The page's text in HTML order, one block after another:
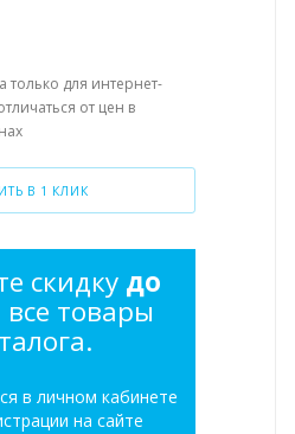
только для интернет-
от цен в
В 1 КЛИК
скидку до
все товары
в личном кабинете
на сайте